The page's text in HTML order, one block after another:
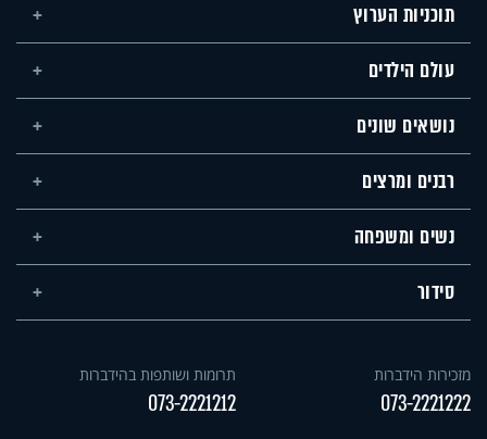
תוכניות הערוץ
עולם הילדים
נושאים שונים
רבנים ומרצים
נשים ומשפחה
סידור
מזכירות הידברות
073-2221222
תרומות ושותפות בהידברות
073-2221212